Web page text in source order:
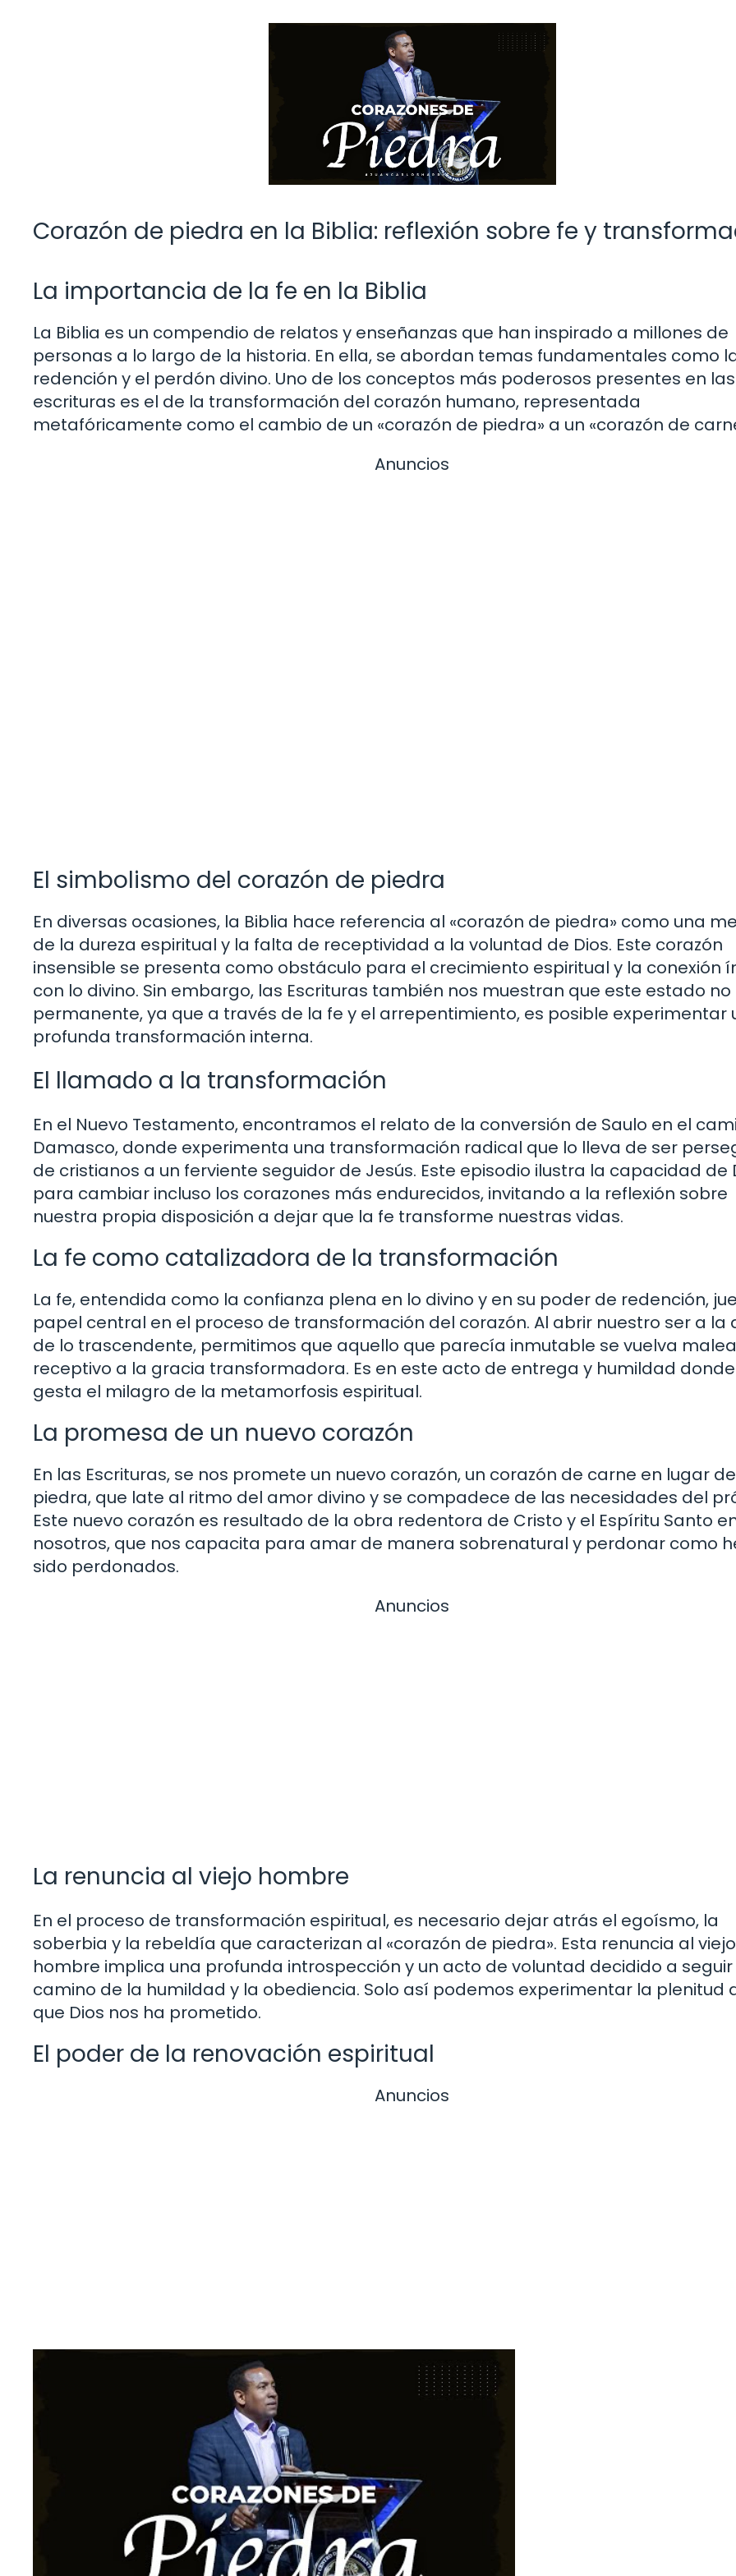
Corazón de piedra en la Biblia: reflexión sobre fe y
La importancia de la fe en la Biblia
La Biblia es un compendio de relatos y enseñanzas que han inspirado a millones de
personas a lo largo de la historia. En ella, se abordan temas fundamentales como
redención y el perdón divino. Uno de los conceptos más poderosos presentes en las
escrituras es el de la transformación del corazón humano, representada
metafóricamente como el cambio de un «corazón de piedra» a un «corazón de
Anuncios
El simbolismo del corazón de piedra
En diversas ocasiones, la Biblia hace referencia al «corazón de piedra» como una
de la dureza espiritual y la falta de receptividad a la voluntad de Dios. Este corazón
insensible se presenta como obstáculo para el crecimiento espiritual y la conexión
con lo divino. Sin embargo, las Escrituras también nos muestran que este estado no
permanente, ya que a través de la fe y el arrepentimiento, es posible experimentar
profunda transformación interna.
El llamado a la transformación
En el Nuevo Testamento, encontramos el relato de la conversión de Saulo en el
Damasco, donde experimenta una transformación radical que lo lleva de ser
de cristianos a un ferviente seguidor de Jesús. Este episodio ilustra la capacidad de
para cambiar incluso los corazones más endurecidos, invitando a la reflexión sobre
nuestra propia disposición a dejar que la fe transforme nuestras vidas.
La fe como catalizadora de la transformación
La fe, entendida como la confianza plena en lo divino y en su poder de redención,
papel central en el proceso de transformación del corazón. Al abrir nuestro ser a la
de lo trascendente, permitimos que aquello que parecía inmutable se vuelva
receptivo a la gracia transformadora. Es en este acto de entrega y humildad
gesta el milagro de la metamorfosis espiritual.
La promesa de un nuevo corazón
En las Escrituras, se nos promete un nuevo corazón, un corazón de carne en lugar de
piedra, que late al ritmo del amor divino y se compadece de las necesidades del
Este nuevo corazón es resultado de la obra redentora de Cristo y el Espíritu Santo
nosotros, que nos capacita para amar de manera sobrenatural y perdonar como
sido perdonados.
Anuncios
La renuncia al viejo hombre
En el proceso de transformación espiritual, es necesario dejar atrás el egoísmo, la
soberbia y la rebeldía que caracterizan al «corazón de piedra». Esta renuncia al viejo
hombre implica una profunda introspección y un acto de voluntad decidido a seguir
camino de la humildad y la obediencia. Solo así podemos experimentar la plenitud
que Dios nos ha prometido.
El poder de la renovación espiritual
Anuncios